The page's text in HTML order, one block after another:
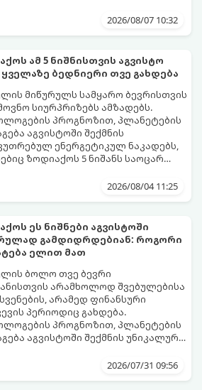
და სირთულეების მიუხედავად წინ
გადადებასა და ხარჯების
კონტროლს. თუმცა, ახლა სიტუაცია
შეიცვლება.
რომლებიც უსასრულო
უკან დაიხევს, ამასთან ერთად კი
მეტი ნდობა მომავლის მიმართ.
შემდეგ ეს ნიშნები
ამოისუნთქონ და დაინახონ
შესაძლებლობები.
2026/08/07 10:32
ამ 5 ნიშნისთვის აგვისტო
ბედნიერი თვე გახდება
მიწურულს სამყარო ბევრისთვის
სიურპრიზებს ამზადებს.
პროგნოზით, პლანეტების
აგვისტოში შექმნის
ენერგეტიკულ ნაკადებს,
ზოდიაქოს 5 ნიშანს საოცარ
ბედნიერი თვე აღმოჩნდება.
2026/08/04 11:25
ეს ნიშნები აგვისტოში
გამდიდრდებიან: როგორი
ელით მათ
ბოლო თვე ბევრი
არამხოლოდ შვებულებისა
არამედ ფინანსური
პერიოდიც გახდება.
პროგნოზით, პლანეტების
აგვისტოში შექმნის უნიკალურ
4 ნიშანს ფინანსური წარმატების
ვისაც აგვისტოში ფინანსური
2026/07/31 09:56